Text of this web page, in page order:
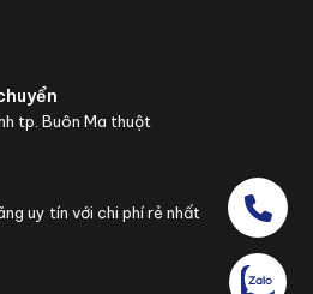
tp. Buôn Ma thuột
uy tín với chi phí rẻ nhất